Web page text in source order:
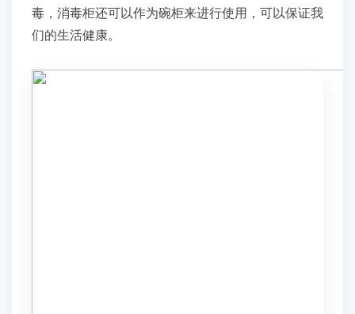
毒，消毒柜还可以作为碗柜来进行使用，可以保证我
们的生活健康。